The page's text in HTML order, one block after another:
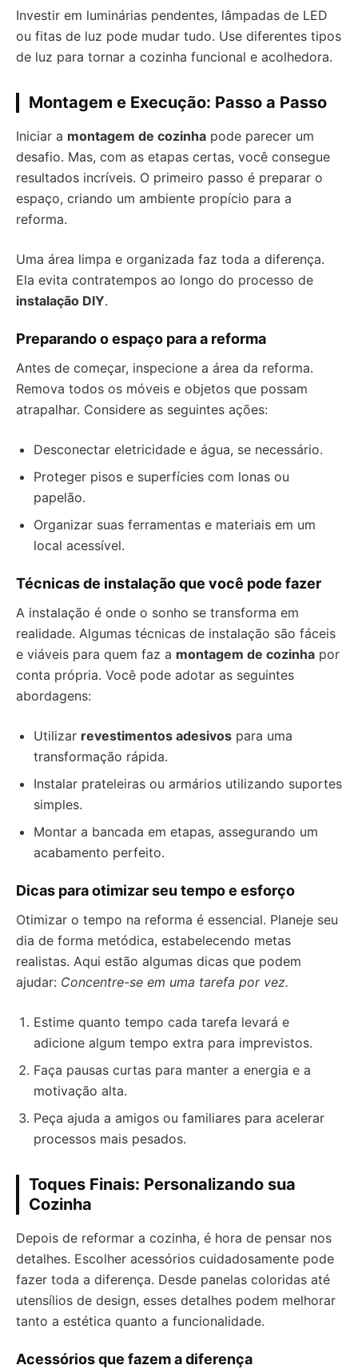
Investir em luminárias pendentes, lâmpadas de LED
ou fitas de luz pode mudar tudo. Use diferentes tipos
de luz para tornar a cozinha funcional e acolhedora.
Montagem e Execução: Passo a Passo
Iniciar a montagem de cozinha pode parecer um
desafio. Mas, com as etapas certas, você consegue
resultados incríveis. O primeiro passo é preparar o
espaço, criando um ambiente propício para a
reforma.
Uma área limpa e organizada faz toda a diferença.
Ela evita contratempos ao longo do processo de
instalação DIY.
Preparando o espaço para a reforma
Antes de começar, inspecione a área da reforma.
Remova todos os móveis e objetos que possam
atrapalhar. Considere as seguintes ações:
Desconectar eletricidade e água, se necessário.
Proteger pisos e superfícies com lonas ou
papelão.
Organizar suas ferramentas e materiais em um
local acessível.
Técnicas de instalação que você pode fazer
A instalação é onde o sonho se transforma em
realidade. Algumas técnicas de instalação são fáceis
e viáveis para quem faz a montagem de cozinha por
conta própria. Você pode adotar as seguintes
abordagens:
Utilizar revestimentos adesivos para uma
transformação rápida.
Instalar prateleiras ou armários utilizando suportes
simples.
Montar a bancada em etapas, assegurando um
acabamento perfeito.
Dicas para otimizar seu tempo e esforço
Otimizar o tempo na reforma é essencial. Planeje seu
dia de forma metódica, estabelecendo metas
realistas. Aqui estão algumas dicas que podem
ajudar: Concentre-se em uma tarefa por vez.
Estime quanto tempo cada tarefa levará e
adicione algum tempo extra para imprevistos.
Faça pausas curtas para manter a energia e a
motivação alta.
Peça ajuda a amigos ou familiares para acelerar
processos mais pesados.
Toques Finais: Personalizando sua
Cozinha
Depois de reformar a cozinha, é hora de pensar nos
detalhes. Escolher acessórios cuidadosamente pode
fazer toda a diferença. Desde panelas coloridas até
utensílios de design, esses detalhes podem melhorar
tanto a estética quanto a funcionalidade.
Acessórios que fazem a diferença